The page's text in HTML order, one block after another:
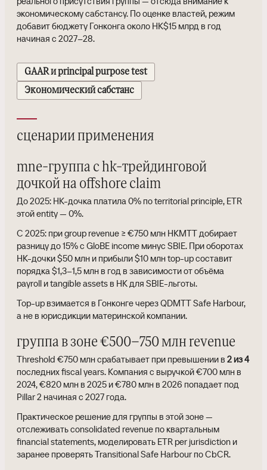
экономическому сабстансу. По оценке властей, режим
добавит бюджету Гонконга около HK$15 млрд в год
начиная с 2027–28.
GAAR и principal purpose test
Экономический сабстанс
сценарии применения
mne-группа c hk-трейдинговой
дочкой на offshore claim
До 2025: HK-дочка платила 0% по territorial principle, ETR
этой entity — 0%.
С 2025: при group revenue ≥ €750 млн HKMTT добирает
разницу до 15% с GloBE income минус SBIE. При оборотах
HK-дочки $50 млн и прибыли $10 млн top-up составит
порядка $1,3–1,5 млн в год в зависимости от объёма
payroll и tangible assets в HK для SBIE-льготы.
Top-up взимается в Гонконге через QDMTT Safe Harbour,
а не в юрисдикции материнской компании.
группа в зоне €500–750 млн revenue
Threshold €750 млн срабатывает при превышении в 2 из 4
последних fiscal years. Компания с выручкой €700 млн в
2024, €820 млн в 2025 и €780 млн в 2026 попадает под
Pillar 2 начиная с 2027 года.
Практическое решение для группы в этой зоне —
отслеживать consolidated revenue по квартальным
financial statements, моделировать ETR per jurisdiction и
заранее проверять Transitional Safe Harbour по CbCR.